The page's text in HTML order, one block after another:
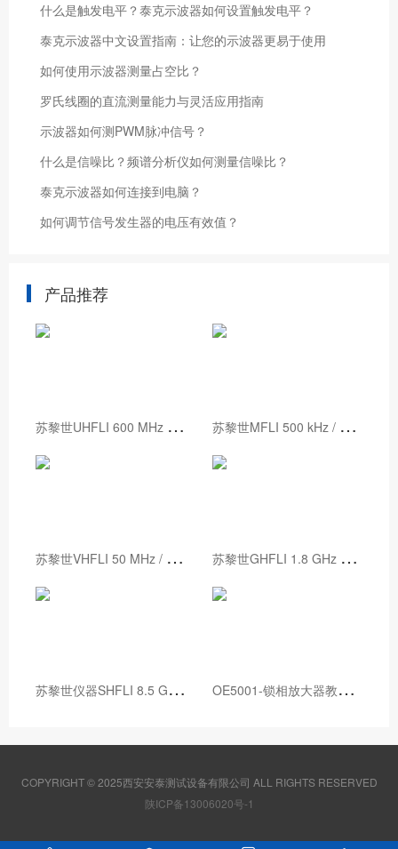
什么是触发电平？泰克示波器如何设置触发电平？
泰克示波器中文设置指南：让您的示波器更易于使用
如何使用示波器测量占空比？
罗氏线圈的直流测量能力与灵活应用指南
示波器如何测PWM脉冲信号？
什么是信噪比？频谱分析仪如何测量信噪比？
泰克示波器如何连接到电脑？
如何调节信号发生器的电压有效值？
产品推荐
苏
黎世UHFLI 600 MHz 锁相放大器 苏
黎世MFLI 500 kHz / 5 MHz 锁相放大器
苏
黎世VHFLI 50 MHz / 200 MHz 锁相放大器 苏
黎世GHFLI 1.8 GHz 锁相放大器
苏
黎世仪器SHFLI 8.5 GHz锁相放大器 O
E5001-锁相放大器教学实验箱
COPYRIGHT © 2025西安安泰测试设备有限公司 ALL RIGHTS RESERVED
陕ICP备13006020号-1